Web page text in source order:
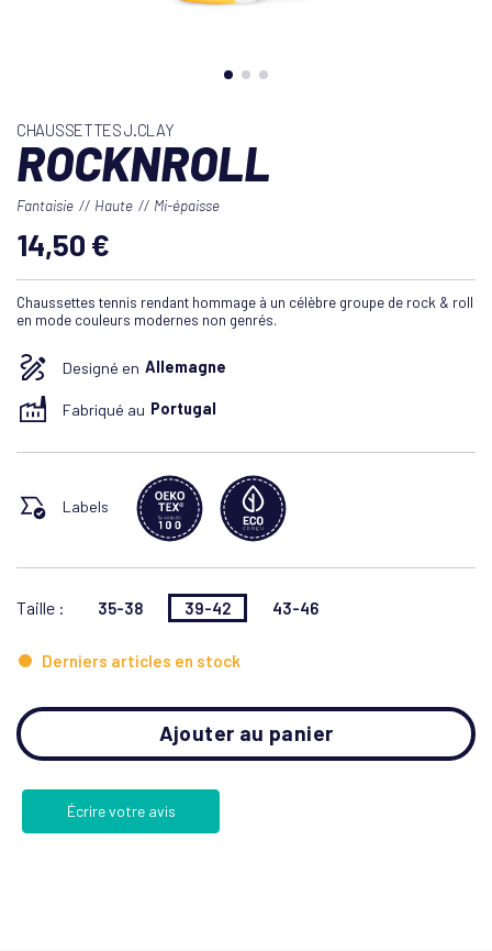
CHAUSSETTES J.CLAY
ROCKNROLL
Fantaisie Haute Mi-épaisse
14,50 €
Chaussettes tennis rendant hommage à un célèbre groupe de rock & roll
en mode couleurs modernes non genrés.
Designé en Allemagne
Fabriqué au Portugal
Labels
Taille : 35-38 39-42 43-46
Derniers articles en stock
Ajouter au panier
Écrire votre avis